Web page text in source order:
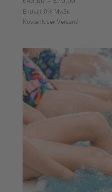
bis
Enthält 0% MwSt.
Kostenloser Versand